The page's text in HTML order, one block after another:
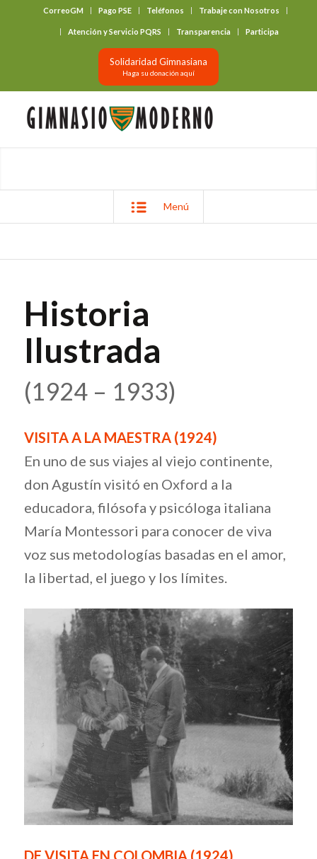
CorreoGM Pago PSE Teléfonos Trabaje con Nosotros
Atención y Servicio PQRS Transparencia Participa
Solidaridad Gimnasiana
Haga su donación aquí
Menú
Historia
Ilustrada
(1924 – 1933)
VISITA A LA MAESTRA (1924)
En uno de sus viajes al viejo continente,
don Agustín visitó en Oxford a la
educadora, filósofa y psicóloga italiana
María Montessori para conocer de viva
voz sus metodologías basadas en el amor,
la libertad, el juego y los límites.